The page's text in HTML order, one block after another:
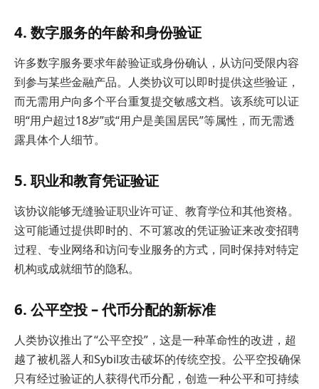
4. 数字服务的年龄和身份验证
许多数字服务要求年龄验证或身份确认，从访问受限内容
到参与某些金融产品。人类协议可以即时提供这些验证，
而无需用户向多个平台重复提交敏感文档。该系统可以证
明“用户超过18岁”或“用户是美国居民”等属性，而无需透
露具体个人细节。
5. 职业和教育凭证验证
该协议能够无缝验证职业许可证、教育学位和其他资格。
这可能通过提供即时的、不可篡改的凭证验证来改变招聘
过程、专业网络和访问专业服务的方式，同时保持对特定
机构或成就细节的隐私。
6. 公平空投 – 代币分配的新标准
人类协议推出了“公平空投”，这是一种革命性的改进，超
越了被机器人和Sybil攻击破坏的传统空投。公平空投确保
只有经过验证的人获得代币分配，创造一种公平和可持续